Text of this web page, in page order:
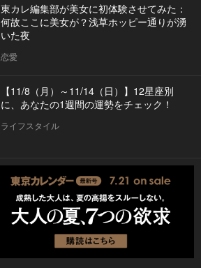
東カレ編集部が美女に初体験させてみた：
何故ここに美女が？浅草ホッピー通りが湧
いた夜
恋愛
【11/8（月）～11/14（日）】12星座別
に、あなたの1週間の運勢をチェック！
ライフスタイル